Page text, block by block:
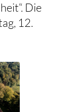
Die
12.